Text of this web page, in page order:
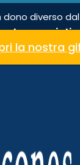
dono diverso
la nostra